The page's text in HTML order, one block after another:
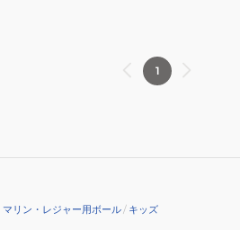
1
マリン・レジャー用ボール/ キッズ